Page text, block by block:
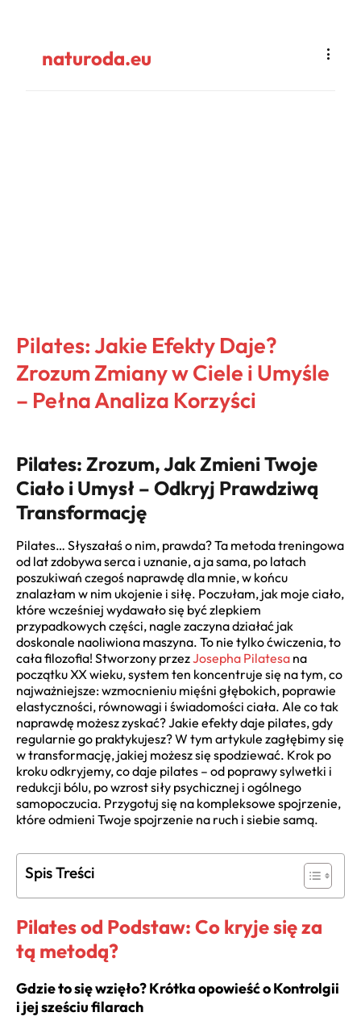
naturoda.eu
Pilates: Jakie Efekty Daje?
Zrozum Zmiany w Ciele i Umyśle
– Pełna Analiza Korzyści
Pilates: Zrozum, Jak Zmieni Twoje
Ciało i Umysł – Odkryj Prawdziwą
Transformację
Pilates… Słyszałaś o nim, prawda? Ta metoda treningowa
od lat zdobywa serca i uznanie, a ja sama, po latach
poszukiwań czegoś naprawdę dla mnie, w końcu
znalazłam w nim ukojenie i siłę. Poczułam, jak moje ciało,
które wcześniej wydawało się być zlepkiem
przypadkowych części, nagle zaczyna działać jak
doskonale naoliwiona maszyna. To nie tylko ćwiczenia, to
cała filozofia! Stworzony przezJosepha Pilatesa na
początku XX wieku, system ten koncentruje się na tym, co
najważniejsze: wzmocnieniu mięśni głębokich, poprawie
elastyczności, równowagi i świadomości ciała. Ale co tak
naprawdę możesz zyskać? Jakie efekty daje pilates, gdy
regularnie go praktykujesz? W tym artykule zagłębimy się
w transformację, jakiej możesz się spodziewać. Krok po
kroku odkryjemy, co daje pilates – od poprawy sylwetki i
redukcji bólu, po wzrost siły psychicznej i ogólnego
samopoczucia. Przygotuj się na kompleksowe spojrzenie,
które odmieni Twoje spojrzenie na ruch i siebie samą.
Spis Treści
Pilates od Podstaw: Co kryje się za
tą metodą?
Gdzie to się wzięło? Krótka opowieść o Kontrolgii
i jej sześciu filarach